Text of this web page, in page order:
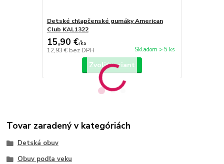
Detské chlapčenské gumáky American
Club KAL1322
15,90 €/ks
12,93 € bez DPH Skladom > 5 ks
Zvoliť variant
Tovar zaradený v kategóriách
Detská obuv
Obuv podľa veku